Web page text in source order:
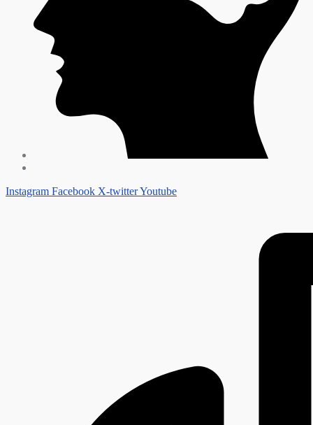
Instagram Facebook X-twitterYoutube